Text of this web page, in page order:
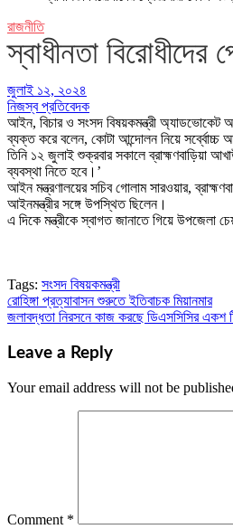
রাজনীতি
স্বাধীনতা বিরোধীদের
জুলাই ১২, ২০২৪
নিজস্ব প্রতিবেদক
আইন, বিচার ও সংসদ বিষয়কমন্ত্রী অ্যাডভোকেট
ব্যক্ত করে বলেন, কোটা আন্দোলন নিয়ে সর্ব্বোচ্চ
তিনি ১২ জুলাই শুক্রবার সকালে ব্রাহ্মণবাড়িয়া
ব্যবস্থা নিতে হবে।’
আইন মন্ত্রণালয়ের সচিব গোলাম সারওয়ার,
আইনমন্ত্রীর সঙ্গে উপস্থিত ছিলেন।
এ দিকে মন্ত্রীকে স্বাগত জানাতে গিয়ে উপজেলা
Tags: সংসদ বিষয়কমন্ত্রী
Post
navigation
রোহিঙ্গা প্রত্যাবাসন শুরুতে ইতিবাচক মিয়ানমার
জলাবদ্ধতা নিরসনে কাজ করছে ডিএসসিসির একশ
Leave a Reply
Your email address will not be
Comment *